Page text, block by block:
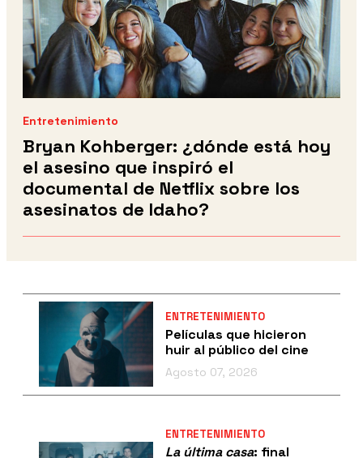
Entretenimiento
Bryan Kohberger: ¿dónde está hoy
el asesino que inspiró el
documental de Netflix sobre los
asesinatos de Idaho?
ENTRETENIMIENTO
Películas que hicieron
huir al público del cine
Agosto 07, 2026
ENTRETENIMIENTO
La última casa: final